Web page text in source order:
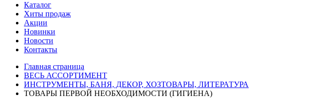
Каталог
Хиты продаж
Акции
Новинки
Новости
Контакты
Главная страница
ВЕСЬ АССОРТИМЕНТ
ИНСТРУМЕНТЫ, БАНЯ, ДЕКОР, ХОЗТОВАРЫ, ЛИТЕРАТУРА
ТОВАРЫ ПЕРВОЙ НЕОБХОДИМОСТИ (ГИГИЕНА)